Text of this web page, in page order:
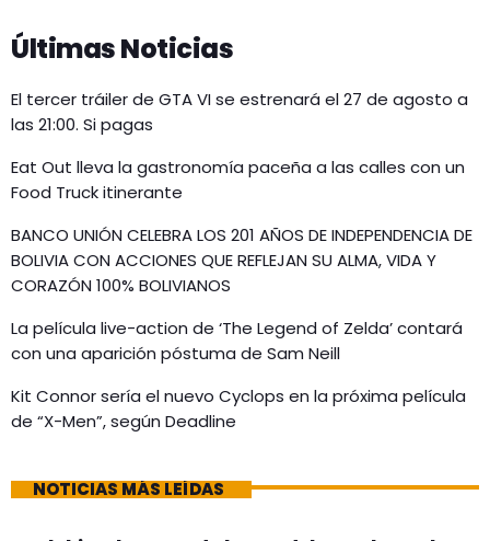
Últimas Noticias
El tercer tráiler de GTA VI se estrenará el 27 de agosto a
las 21:00. Si pagas
Eat Out lleva la gastronomía paceña a las calles con un
Food Truck itinerante
BANCO UNIÓN CELEBRA LOS 201 AÑOS DE INDEPENDENCIA DE
BOLIVIA CON ACCIONES QUE REFLEJAN SU ALMA, VIDA Y
CORAZÓN 100% BOLIVIANOS
La película live-action de ‘The Legend of Zelda’ contará
con una aparición póstuma de Sam Neill
Kit Connor sería el nuevo Cyclops en la próxima película
de “X-Men”, según Deadline
NOTICIAS MÁS LEÍDAS